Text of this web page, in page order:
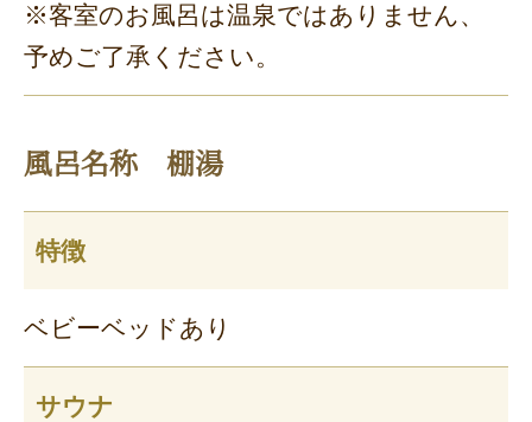
※客室のお風呂は温泉ではありません、
予めご了承ください。
風呂名称 棚湯
特徴
ベビーベッドあり
サウナ